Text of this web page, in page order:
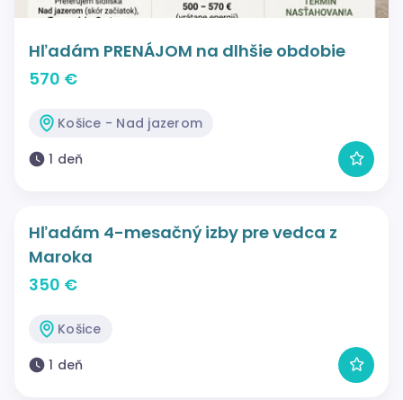
Hľadám PRENÁJOM na dlhšie obdobie
570 €
Košice - Nad jazerom
1 deň
Hľadám 4-mesačný izby pre vedca z
Maroka
350 €
Košice
1 deň